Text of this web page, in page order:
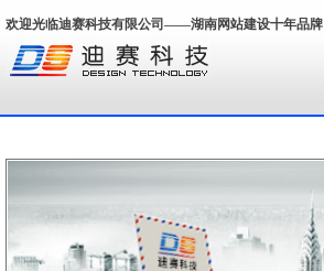
欢迎光临迪赛科技有限公司——湖南网站建设十年品牌